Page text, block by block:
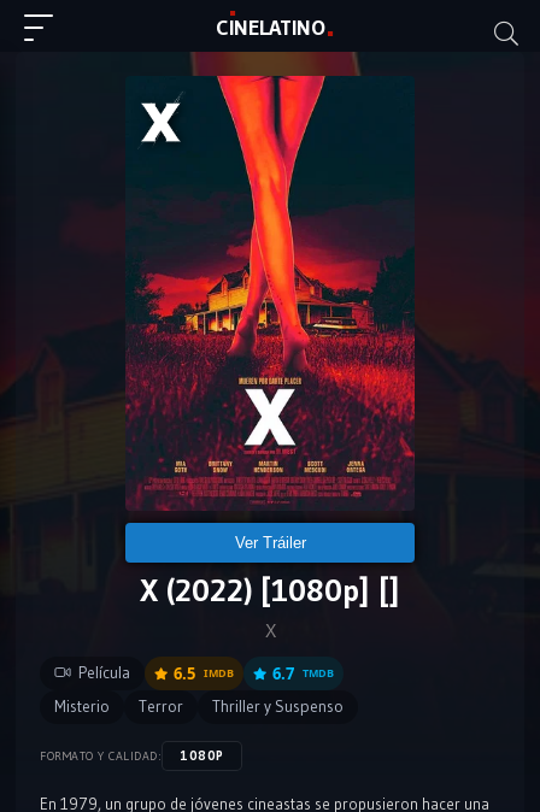
CINELATINO
Ver Tráiler
X (2022) [1080p] []
X
Película 6.5 IMDB 6.7 TMDB
Misterio Terror Thriller y Suspenso
FORMATO Y CALIDAD: 1080P
En 1979, un grupo de jóvenes cineastas se propusieron hacer una